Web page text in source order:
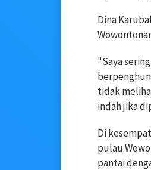
Dina
"Saya
tidak
indah jika
Di
pulau
pantai